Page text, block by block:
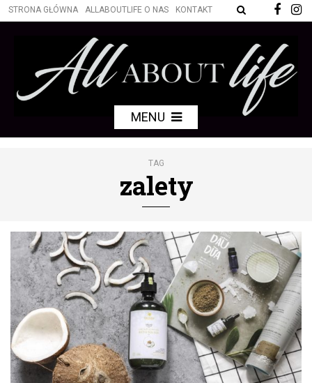
STRONA GŁÓWNA ALLABOUTLIFE O NAS KONTAKT
MENU
TAG
zalety